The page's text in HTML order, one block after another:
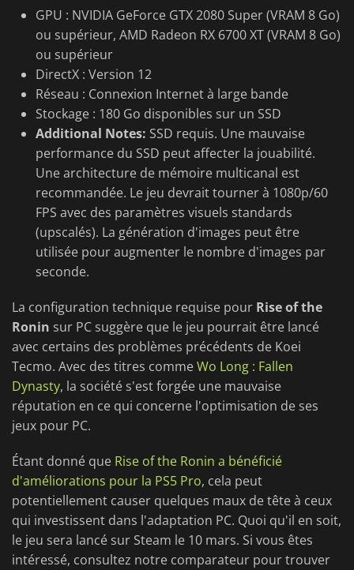
GPU : NVIDIA GeForce GTX 2080 Super (VRAM 8 Go)
ou supérieur, AMD Radeon RX 6700 XT (VRAM 8 Go)
ou supérieur
DirectX : Version 12
Réseau : Connexion Internet à large bande
Stockage : 180 Go disponibles sur un SSD
Additional Notes: SSD requis. Une mauvaise
performance du SSD peut affecter la jouabilité.
Une architecture de mémoire multicanal est
recommandée. Le jeu devrait tourner à 1080p/60
FPS avec des paramètres visuels standards
(upscalés). La génération d'images peut être
utilisée pour augmenter le nombre d'images par
seconde.
La configuration technique requise pour Rise of the
Ronin sur PC suggère que le jeu pourrait être lancé
avec certains des problèmes précédents de Koei
Tecmo. Avec des titres commeWo Long : Fallen
Dynasty, la société s'est forgée une mauvaise
réputation en ce qui concerne l'optimisation de ses
jeux pour PC.
Étant donné que Rise of the Ronin a bénéficié
d'améliorations pour la PS5 Pro, cela peut
potentiellement causer quelques maux de tête à ceux
qui investissent dans l'adaptation PC. Quoi qu'il en soit,
le jeu sera lancé sur Steam le 10 mars. Si vous êtes
intéressé, consultez notre comparateur pour trouver